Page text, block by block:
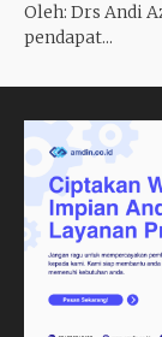
Oleh: Drs Andi
pendapat...